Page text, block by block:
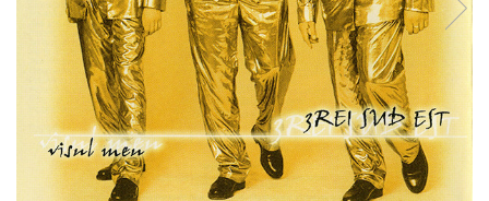
Viniluri Românești
Colecția Electrecord